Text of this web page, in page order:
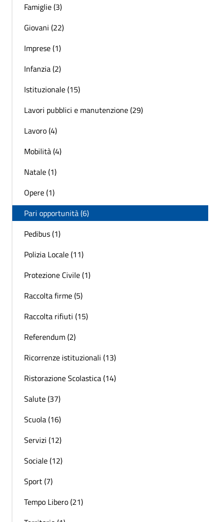
Famiglie (3)
Giovani (22)
Imprese (1)
Infanzia (2)
Istituzionale (15)
Lavori pubblici e manutenzione (29)
Lavoro (4)
Mobilità (4)
Natale (1)
Opere (1)
Pari opportunità (6)
Pedibus (1)
Polizia Locale (11)
Protezione Civile (1)
Raccolta firme (5)
Raccolta rifiuti (15)
Referendum (2)
Ricorrenze istituzionali (13)
Ristorazione Scolastica (14)
Salute (37)
Scuola (16)
Servizi (12)
Sociale (12)
Sport (7)
Tempo Libero (21)